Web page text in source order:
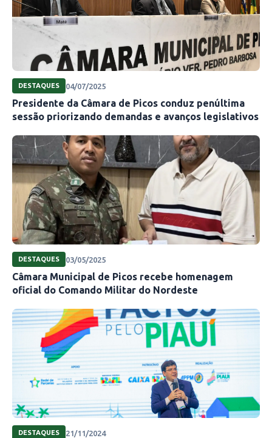
DESTAQUES 04/07/2025
Presidente da Câmara de Picos conduz penúltima
sessão priorizando demandas e avanços legislativos
DESTAQUES 03/05/2025
Câmara Municipal de Picos recebe homenagem
oficial do Comando Militar do Nordeste
DESTAQUES 21/11/2024